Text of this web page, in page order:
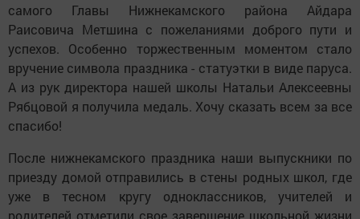
самого Главы Нижнекамского района Айдара
Раисовича Метшина с пожеланиями доброго пути и
успехов. Особенно торжественным моментом стало
вручение символа праздника - статуэтки в виде паруса.
А из рук директора нашей школы Натальи Алексеевны
Рябцовой я получила медаль. Хочу сказать всем за все
спасибо!
После нижнекамского праздника наши выпускники по
приезду домой отправились в стены родных школ, где
уже в тесном кругу одноклассников, учителей и
родителей отметили свое завершение школьной жизни